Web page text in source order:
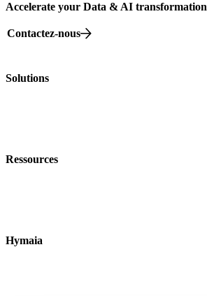
Accelerate your Data & AI transformation
Contactez-nous
Solutions
Ressources
Hymaia